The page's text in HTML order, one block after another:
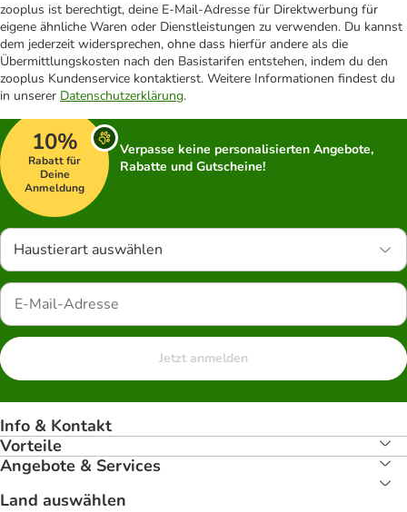
zooplus ist berechtigt, deine E-Mail-Adresse für Direktwerbung für
eigene ähnliche Waren oder Dienstleistungen zu verwenden. Du kannst
dem jederzeit widersprechen, ohne dass hierfür andere als die
Übermittlungskosten nach den Basistarifen entstehen, indem du den
zooplus Kundenservice kontaktierst. Weitere Informationen findest du
in unserer Datenschutzerklärung.
10%
Rabatt für
Deine
Anmeldung
Verpasse keine personalisierten Angebote,
Rabatte und Gutscheine!
Haustierart auswählen
Jetzt anmelden
Info & Kontakt
Vorteile
Angebote & Services
Land auswählen